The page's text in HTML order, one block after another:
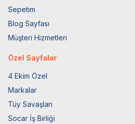
Sepetim
Blog Sayfası
Müşteri Hizmetleri
Özel Sayfalar
4 Ekim Özel
Markalar
Tüy Savaşları
Socar İş Birliği